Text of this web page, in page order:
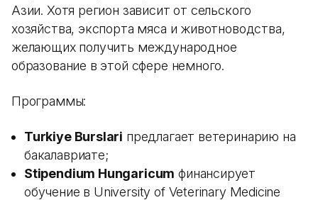
Азии. Хотя регион зависит от сельского
хозяйства, экспорта мяса и животноводства,
желающих получить международное
образование в этой сфере немного.
Программы:
Turkiye Burslari предлагает ветеринарию на
бакалавриате;
Stipendium Hungaricum финансирует
обучение в University of Veterinary Medicine